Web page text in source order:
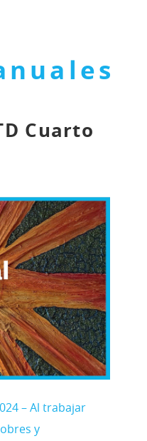
Cuarto
– Al trabajar
y